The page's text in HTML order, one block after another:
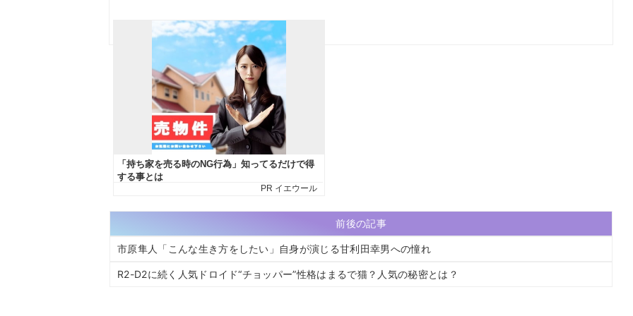
前後の記事
市原隼人「こんな生き方をしたい」自身が演じる甘利田幸男への憧れ
R2-D2に続く人気ドロイド“チョッパー”性格はまるで猫？人気の秘密とは？